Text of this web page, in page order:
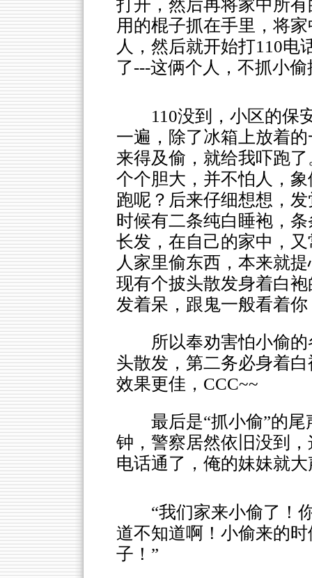
打开，然后再将家中所
用的棍子抓在手里，将
人，然后就开始打110电
了---这俩个人，不抓小
110没到，小区的保
一遍，除了冰箱上放着
来得及偷，就给我吓跑
个个胆大，并不怕人，
跑呢？后来仔细想想，
时候有二条纯白睡袍，
长发，在自己的家中，
人家里偷东西，本来就
现有个披头散发身着白
发着呆，跟鬼一般看着
所以奉劝害怕小偷
头散发，第二务必身着
效果更佳，CCC~~
最后是“抓小偷”的
钟，警察居然依旧没到
电话通了，俺的妹妹就
“我们家来小偷了！
道不知道啊！小偷来的
子！”